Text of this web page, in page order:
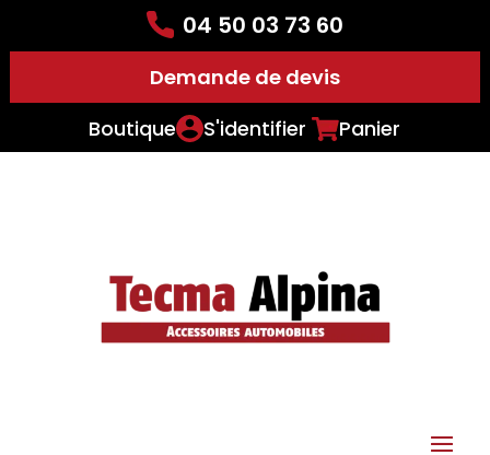
04 50 03 73 60
Demande de devis
Boutique
S'identifier Panier